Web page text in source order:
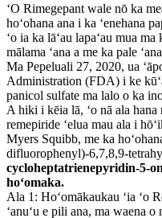
ʻO Rimegepant wale nō ka
hoʻohana ana i ka ʻenehana
ʻo ia ka lāʻau lapaʻau mua
mālama ʻana a me ka pale
Ma Pepeluali 27, 2020, ua
Administration (FDA) i ke
panicol sulfate ma lalo o ka
A hiki i kēia lā, ʻo nā ala hana
remepiride ʻelua mau ala i
Myers Squibb, me ka
difluorophenyl)-6,7,8,9-
cycloheptatrienepyridin-5-
hoʻomaka.
Ala 1: Hoʻomākaukau ʻia ʻo
ʻanuʻu e pili ana, ma waena o